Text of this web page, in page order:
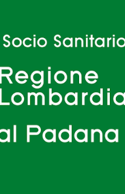
prosegue anche in estate
Tiziano Pesce nel Cda di
Fondazione Terzjus: prima
a Roma